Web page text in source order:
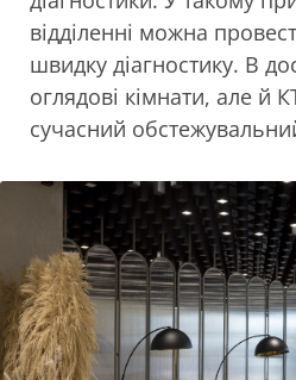
відділенні можна
швидку діагностику. В
оглядові кімнати, але й
сучасний